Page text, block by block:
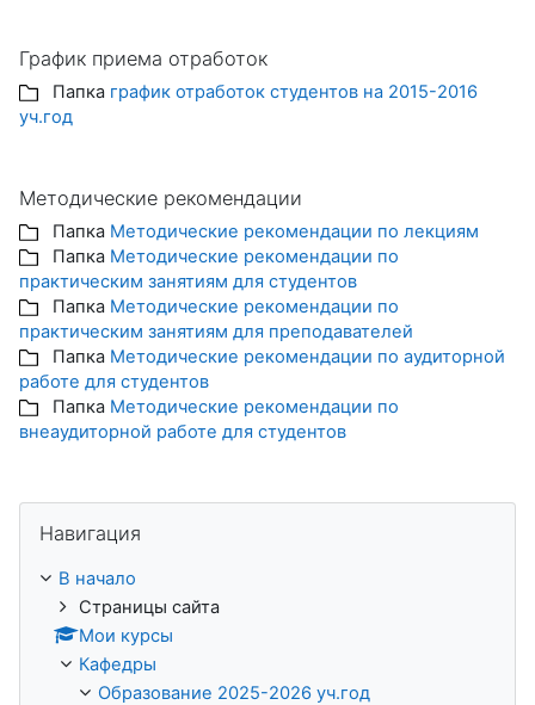
График приема отработок
Папка график отработок студентов на 2015-2016
уч.год
Методические рекомендации
Папка Методические рекомендации по лекциям
Папка Методические рекомендации по
практическим занятиям для студентов
Папка Методические рекомендации по
практическим занятиям для преподавателей
Папка Методические рекомендации по аудиторной
работе для студентов
Папка Методические рекомендации по
внеаудиторной работе для студентов
Навигация
В начало
Страницы сайта
Мои курсы
Кафедры
Образование 2025-2026 уч.год